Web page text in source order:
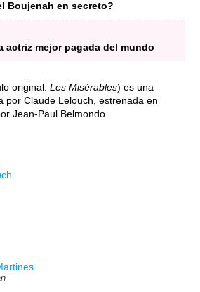
Boujenah en secreto?
actriz mejor pagada del mundo
original: Les Misérables) es una
por Claude Lelouch, estrenada en
Jean-Paul Belmondo.